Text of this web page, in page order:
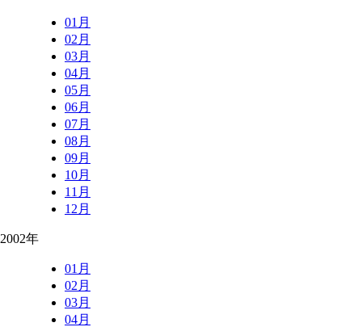
01月
02月
03月
04月
05月
06月
07月
08月
09月
10月
11月
12月
2002年
01月
02月
03月
04月